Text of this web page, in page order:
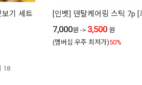
기 세트
18
[인벳] 덴탈케어링 스틱 7p [
7,000원 -> 3,500원
(멤버십 우주 최저가)50%